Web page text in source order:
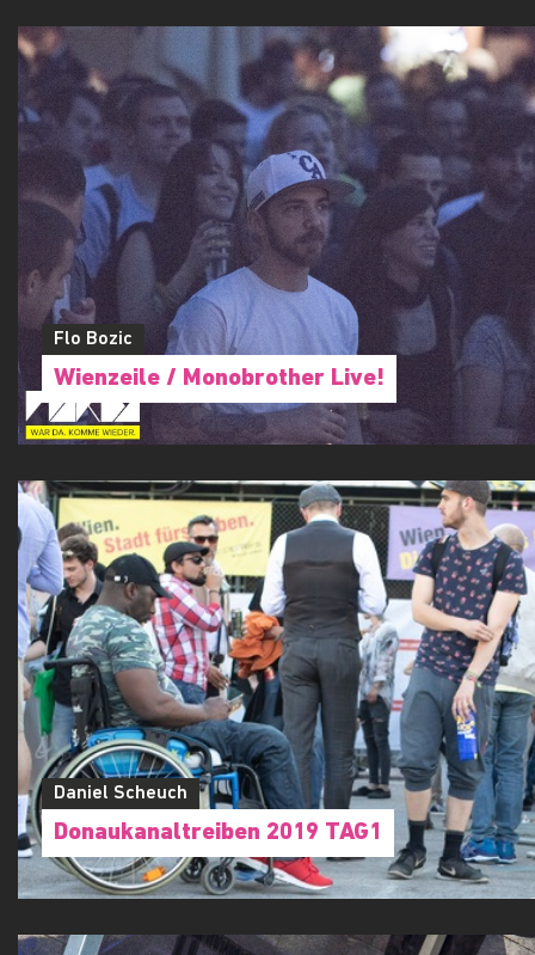
Flo Bozic
Wienzeile / Monobrother Live!
Daniel Scheuch
Donaukanaltreiben 2019 TAG1